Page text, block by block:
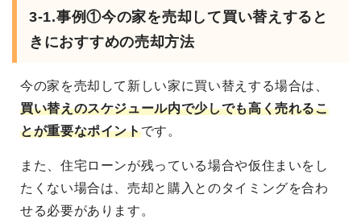
3-1.事例①今の家を売却して買い替えすると
きにおすすめの売却方法
今の家を売却して新しい家に買い替えする場合は、
買い替えのスケジュール内で少しでも高く売れるこ
とが重要なポイントです。
また、住宅ローンが残っている場合や仮住まいをし
たくない場合は、売却と購入とのタイミングを合わ
せる必要があります。